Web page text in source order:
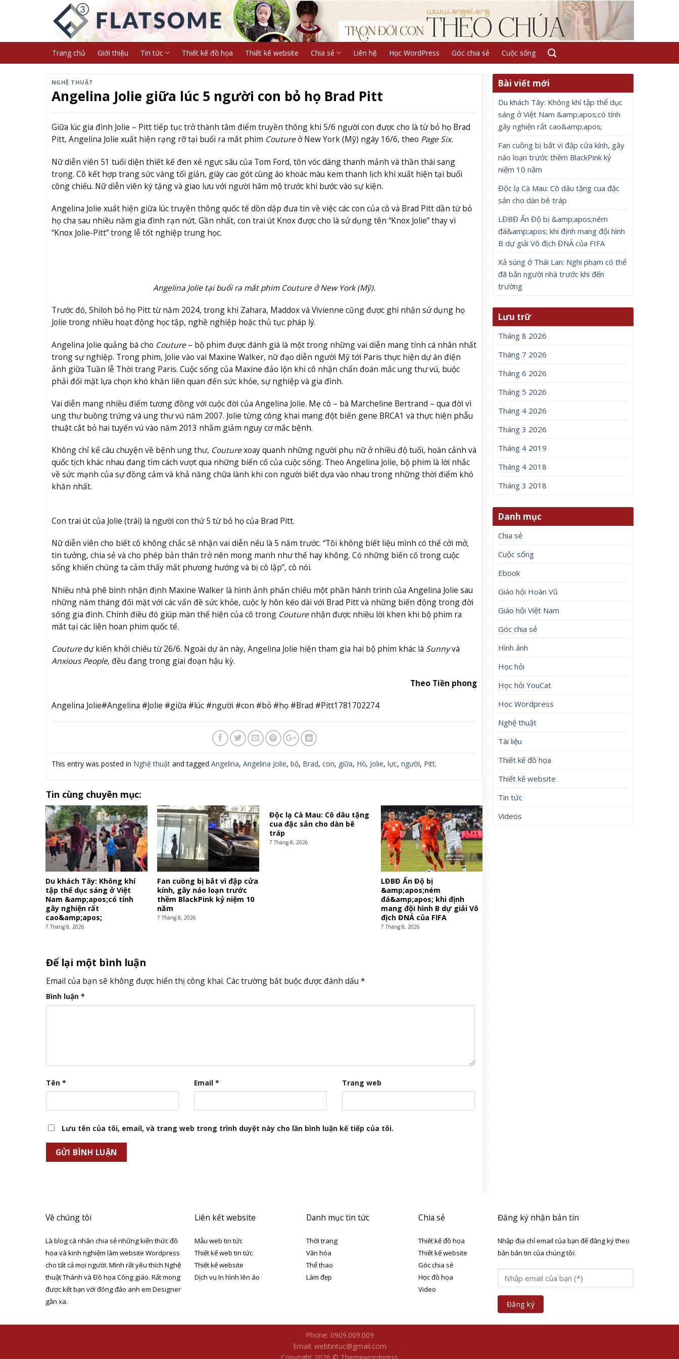
Trang chủ Giới thiệu Tin tức Thiết kế đồ họa Thiết kế website Chia sẻ Liên hệ Học WordPress Góc chia sẻ Cuộc sống
NGHỆ THUẬT
Angelina Jolie giữa lúc 5 người con bỏ họ Brad Pitt
Giữa lúc gia đình Jolie – Pitt tiếp tục trở thành tâm điểm truyền thông khi 5/6 người con được cho là từ bỏ họ Brad
Pitt, Angelina Jolie xuất hiện rạng rỡ tại buổi ra mắt phim Coutureở New York (Mỹ) ngày 16/6, theo Page Six.
Nữ diễn viên 51 tuổi diện thiết kế đen xẻ ngực sâu của Tom Ford, tôn vóc dáng thanh mảnh và thần thái sang
trọng. Cô kết hợp trang sức vàng tối giản, giày cao gót cùng áo khoác màu kem thanh lịch khi xuất hiện tại buổi
công chiếu. Nữ diễn viên ký tặng và giao lưu với người hâm mộ trước khi bước vào sự kiện.
Angelina Jolie xuất hiện giữa lúc truyền thông quốc tế dồn dập đưa tin về việc các con của cô và Brad Pitt dần từ bỏ
họ cha sau nhiều năm gia đình rạn nứt. Gần nhất, con trai út Knox được cho là sử dụng tên “Knox Jolie” thay vì
“Knox Jolie-Pitt” trong lễ tốt nghiệp trung học.
Angelina Jolie tại buổi ra mắt phim Couture ở New York (Mỹ).
Trước đó, Shiloh bỏ họ Pitt từ năm 2024, trong khi Zahara, Maddox và Vivienne cũng được ghi nhận sử dụng họ
Jolie trong nhiều hoạt động học tập, nghề nghiệp hoặc thủ tục pháp lý.
Angelina Jolie quảng bá cho Couture– bộ phim được đánh giá là một trong những vai diễn mang tính cá nhân nhất
trong sự nghiệp. Trong phim, Jolie vào vai Maxine Walker, nữ đạo diễn người Mỹ tới Paris thực hiện dự án điện
ảnh giữa Tuần lễ Thời trang Paris. Cuộc sống của Maxine đảo lộn khi cô nhận chẩn đoán mắc ung thư vú, buộc
phải đối mặt lựa chọn khó khăn liên quan đến sức khỏe, sự nghiệp và gia đình.
Vai diễn mang nhiều điểm tương đồng với cuộc đời của Angelina Jolie. Mẹ cô – bà Marcheline Bertrand – qua đời vì
ung thư buồng trứng và ung thư vú năm 2007. Jolie từng công khai mang đột biến gene BRCA1 và thực hiện phẫu
thuật cắt bỏ hai tuyến vú vào năm 2013 nhằm giảm nguy cơ mắc bệnh.
Không chỉ kể câu chuyện về bệnh ung thư, Couturexoay quanh những người phụ nữ ở nhiều độ tuổi, hoàn cảnh và
quốc tịch khác nhau đang tìm cách vượt qua những biến cố của cuộc sống. Theo Angelina Jolie, bộ phim là lời nhắc
về sức mạnh của sự đồng cảm và khả năng chữa lành khi con người biết dựa vào nhau trong những thời điểm khó
khăn nhất.
Con trai út của Jolie (trái) là người con thứ 5 từ bỏ họ của Brad Pitt.
Nữ diễn viên cho biết cô không chắc sẽ nhận vai diễn nếu là 5 năm trước. “Tôi không biết liệu mình có thể cởi mở,
tin tưởng, chia sẻ và cho phép bản thân trở nên mong manh như thế hay không. Có những biến cố trong cuộc
sống khiến chúng ta cảm thấy mất phương hướng và bị cô lập”, cô nói.
Nhiều nhà phê bình nhận định Maxine Walker là hình ảnh phản chiếu một phần hành trình của Angelina Jolie sau
những năm tháng đối mặt với các vấn đề sức khỏe, cuộc ly hôn kéo dài với Brad Pitt và những biến động trong đời
sống gia đình. Chính điều đó giúp màn thể hiện của cô trong Couturenhận được nhiều lời khen khi bộ phim ra
mắt tại các liên hoan phim quốc tế.
Couturedự kiến khởi chiếu từ 26/6. Ngoài dự án này, Angelina Jolie hiện tham gia hai bộ phim khác là Sunnyvà
Anxious People, đều đang trong giai đoạn hậu kỳ.
Theo Tiền phong
Angelina Jolie#Angelina #Jolie #giữa #lúc #người #con #bỏ #họ #Brad #Pitt1781702274
This entry was posted in Nghệ thuậtand tagged Angelina, Angelina Jolie, bộ, Brad, con, giữa, Hồ, Jolie, lực, người, Pitt.
Tin cùng chuyên mục:
Du khách Tây: Không khí
tập thể dục sáng ở Việt
Nam &amp;apos;có tính
gây nghiện rất
cao&amp;apos;
7 Tháng 8, 2026
Fan cuồng bị bắt vì đập cửa
kính, gây náo loạn trước
thềm BlackPink kỷ niệm 10
năm
7 Tháng 8, 2026
Độc lạ Cà Mau: Cô dâu tặng
cua đặc sản cho dàn bê
tráp
7 Tháng 8, 2026
LĐBĐ Ấn Độ bị
&amp;apos;ném
đá&amp;apos; khi định
mang đội hình B dự giải Vô
địch ĐNÁ của FIFA
7 Tháng 8, 2026
Để lại một bình luận
Email của bạn sẽ không được hiển thị công khai. Các trường bắt buộc được đánh dấu *
Bình luận *
Tên * Email * Trang web
Lưu tên của tôi, email, và trang web trong trình duyệt này cho lần bình luận kế tiếp của tôi.
Bài viết mới
Du khách Tây: Không khí tập thể dục
sáng ở Việt Nam &amp;apos;có tính
gây nghiện rất cao&amp;apos;
Fan cuồng bị bắt vì đập cửa kính, gây
náo loạn trước thềm BlackPink kỷ
niệm 10 năm
Độc lạ Cà Mau: Cô dâu tặng cua đặc
sản cho dàn bê tráp
LĐBĐ Ấn Độ bị &amp;apos;ném
đá&amp;apos; khi định mang đội hình
B dự giải Vô địch ĐNÁ của FIFA
Xả súng ở Thái Lan: Nghi phạm có thể
đã bắn người nhà trước khi đến
trường
Lưu trữ
Tháng 8 2026
Tháng 7 2026
Tháng 6 2026
Tháng 5 2026
Tháng 4 2026
Tháng 3 2026
Tháng 4 2019
Tháng 4 2018
Tháng 3 2018
Danh mục
Chia sẻ
Cuộc sống
Ebook
Giáo hội Hoàn Vũ
Giáo hội Việt Nam
Góc chia sẻ
Hình ảnh
Học hỏi
Học hỏi YouCat
Học Wordpress
Nghệ thuật
Tài liệu
Thiết kế đồ họa
Thiết kế website
Tin tức
Videos
Về chúng tôi
Là blog cá nhân chia sẻ những kiến thức đồ
họa và kinh nghiệm làm website Wordpress
cho tất cả mọi người. Mình rất yêu thích Nghệ
thuật Thánh và Đồ họa Công giáo. Rất mong
được kết bạn với đông đảo anh em Designer
gần xa.
Liên kết website
Mẫu web tin tức
Thiết kế web tin tức
Thiết kế website
Dịch vụ In hình lên áo
Danh mục tin tức
Thời trang
Văn hóa
Thể thao
Làm đẹp
Chia sẻ
Thiết kế đồ họa
Thiết kế website
Góc chia sẻ
Học đồ họa
Video
Đăng ký nhận bản tin
Nhập địa chỉ email của bạn để đăng ký theo
bản bản tin của chúng tôi:
Phone: 0909.009.009
Email: webtintuc@gmail.com